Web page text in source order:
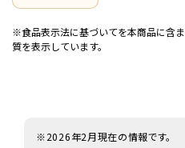
※食品表示法に基づいてを本商品に含
質を表示しています。
※2026年2月現在の情報です。